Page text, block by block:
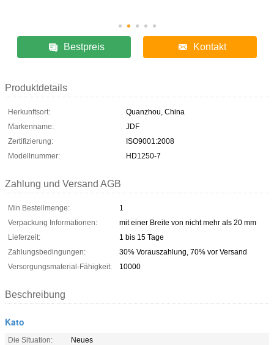
Bestpreis Kontakt
Produktdetails
Herkunftsort:
Quanzhou, China
Markenname:
JDF
Zertifizierung:
ISO9001:2008
Modellnummer:
HD1250-7
Zahlung und Versand AGB
Min Bestellmenge:
1
Verpackung Informationen:
mit einer Breite von nicht mehr als 20 mm
Lieferzeit:
1 bis 15 Tage
Zahlungsbedingungen:
30% Vorauszahlung, 70% vor Versand
Versorgungsmaterial-Fähigkeit:
10000
Beschreibung
Kato
Die Situation:
Neues